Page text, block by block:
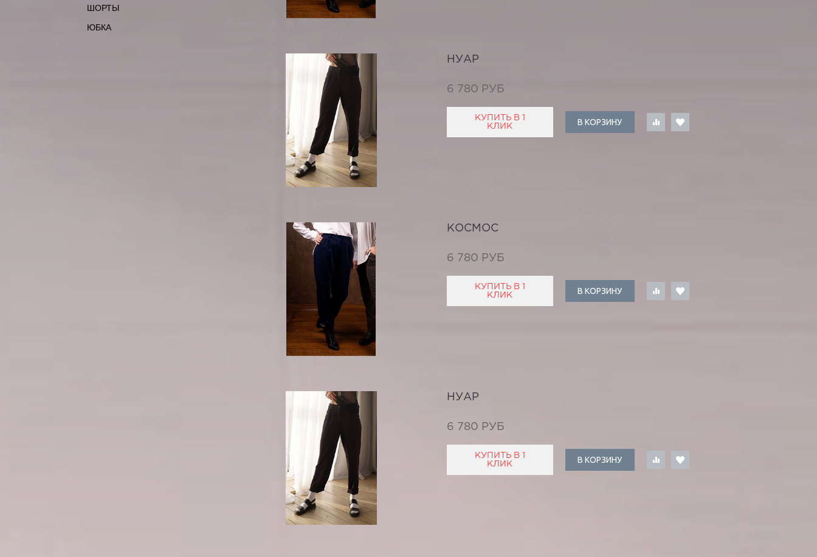
ШОРТЫ
ЮБКА
НУАР
6 780 РУБ
КУПИТЬ В 1
КЛИК
В КОРЗИНУ
КОСМОС
6 780 РУБ
КУПИТЬ В 1
КЛИК
В КОРЗИНУ
НУАР
6 780 РУБ
КУПИТЬ В 1
КЛИК
В КОРЗИНУ